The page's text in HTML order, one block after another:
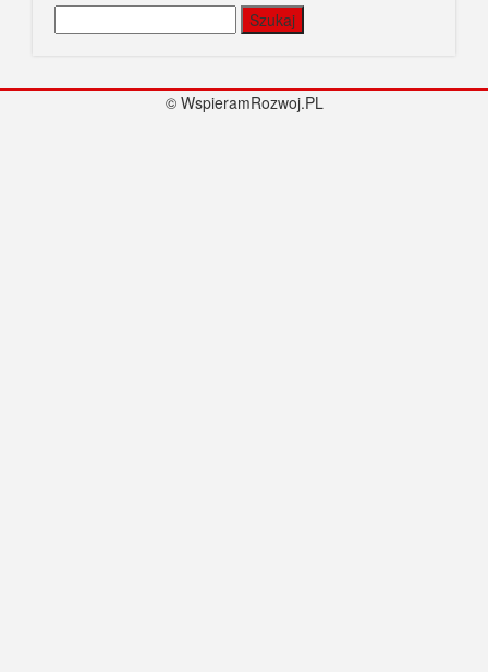
© WspieramRozwoj.PL